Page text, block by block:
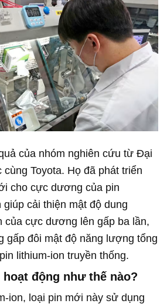
của nhóm nghiên cứu từ Đại
cùng Toyota. Họ đã phát triển
cho cực dương của pin
cải thiện mật độ dung
của cực dương lên gấp ba lần,
gấp đôi mật độ năng lượng tổng
lithium-ion truyền thống.
động như thế nào?
ion, loại pin mới này sử dụng